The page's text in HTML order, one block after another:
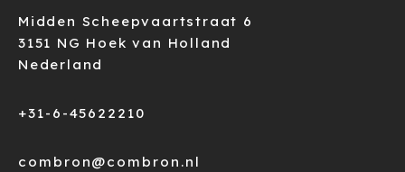
Midden Scheepvaartstraat 6
3151 NG Hoek van Holland
Nederland
+31-6-45622210
combron@combron.nl